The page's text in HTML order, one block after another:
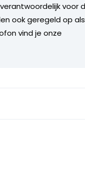
voor
ook geregeld op als
vind je onze